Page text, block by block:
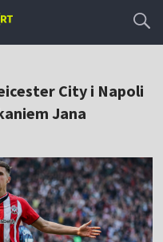
City i Napoli
Jana